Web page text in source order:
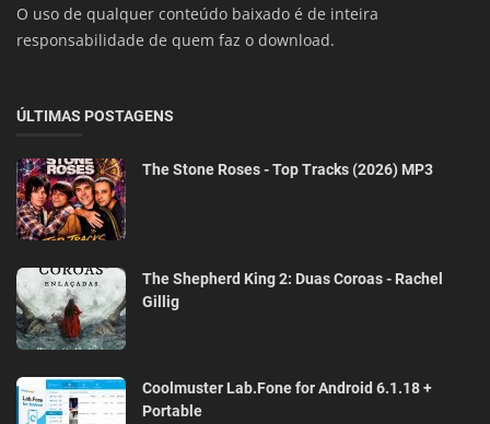
O uso de qualquer conteúdo baixado é de inteira
responsabilidade de quem faz o download.
ÚLTIMAS POSTAGENS
The Stone Roses - Top Tracks (2026) MP3
The Shepherd King 2: Duas Coroas - Rachel
Gillig
Coolmuster Lab.Fone for Android 6.1.18 +
Portable